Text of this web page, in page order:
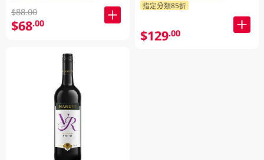
$88.00
$68.00
指定分類85折
$129.00